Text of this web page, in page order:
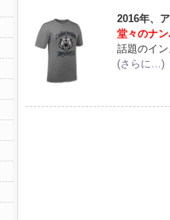
2016年、
堂々のナン
話題のイ
(さらに…)